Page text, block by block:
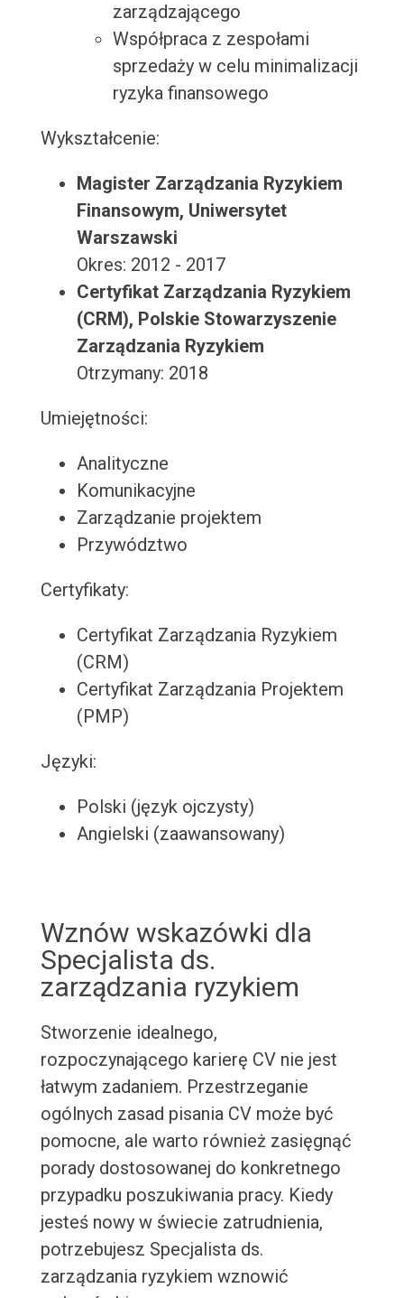
zarządzającego
Współpraca z zespołami
sprzedaży w celu minimalizacji
ryzyka finansowego
Wykształcenie:
Magister Zarządzania Ryzykiem
Finansowym, Uniwersytet
Warszawski
Okres: 2012 - 2017
Certyfikat Zarządzania Ryzykiem
(CRM), Polskie Stowarzyszenie
Zarządzania Ryzykiem
Otrzymany: 2018
Umiejętności:
Analityczne
Komunikacyjne
Zarządzanie projektem
Przywództwo
Certyfikaty:
Certyfikat Zarządzania Ryzykiem
(CRM)
Certyfikat Zarządzania Projektem
(PMP)
Języki:
Polski (język ojczysty)
Angielski (zaawansowany)
Wznów wskazówki dla
Specjalista ds.
zarządzania ryzykiem
Stworzenie idealnego,
rozpoczynającego karierę CV nie jest
łatwym zadaniem. Przestrzeganie
ogólnych zasad pisania CV może być
pomocne, ale warto również zasięgnąć
porady dostosowanej do konkretnego
przypadku poszukiwania pracy. Kiedy
jesteś nowy w świecie zatrudnienia,
potrzebujesz Specjalista ds.
zarządzania ryzykiem wznowić